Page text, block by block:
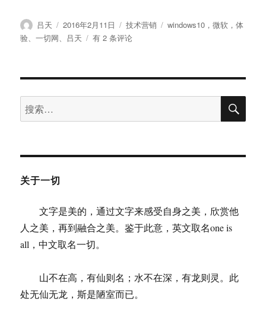
作
者
吕天
发
布
2016年2月11日
分
类
技术营销
标
windows10，微软，体
验、一切网、 吕天
Win10mobile
览
验
有 2 条评论
搜
索：
搜
关于一切
文字是美的，通过文字来感受自身之美，欣赏他
人之美，再到融合之美。鉴于此意，英文取名one is
all，中文取名一切。
山不在高，有仙则名；水不在深，有龙则灵。此
处无仙无龙，斯是陋室而已。